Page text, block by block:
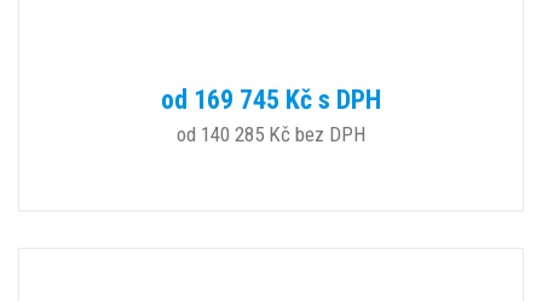
od 169 745 Kč s DPH
od 140 285 Kč bez DPH